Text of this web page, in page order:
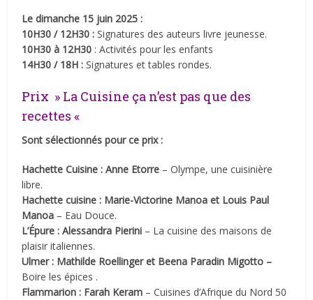
Le dimanche 15 juin 2025 :
10H30 / 12H30 :Signatures des auteurs livre jeunesse.
10H30 à 12H30 : Activités pour les enfants
14H30 / 18H :Signatures et tables rondes.
Prix » La Cuisine ça n’est pas que des
recettes «
Sont sélectionnés pour ce prix :
Hachette Cuisine : Anne Etorre – Olympe, une cuisinière
libre.
Hachette cuisine : Marie-Victorine Manoa et Louis Paul
Manoa – Eau Douce.
L’Épure : Alessandra Pierini – La cuisine des maisons de
plaisir italiennes.
Ulmer : Mathilde Roellinger et Beena Paradin Migotto –
Boire les épices .
Flammarion : Farah Keram – Cuisines d’Afrique du Nord 50